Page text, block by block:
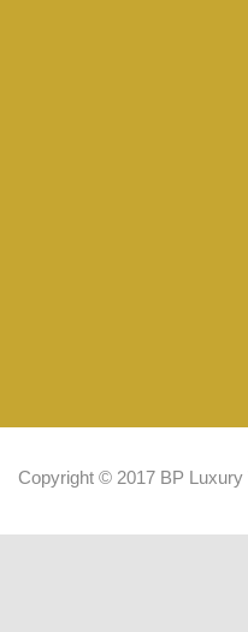
Copyright © 2017 BP Luxury